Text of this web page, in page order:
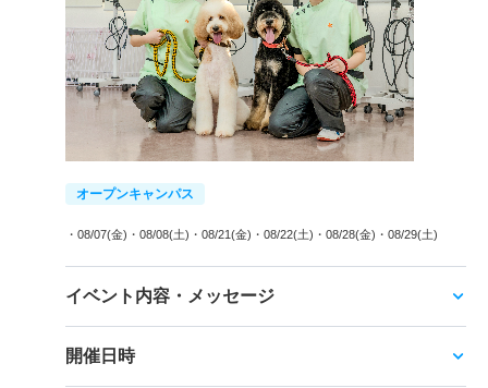
オープンキャンパス
・08/07(金) ・08/08(土) ・08/21(金) ・08/22(土) ・08/28(金) ・08/29(土)
イベント内容・メッセージ
開催日時